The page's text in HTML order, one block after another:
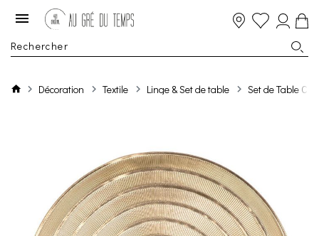
Décoration Textile Linge & Set de table Set de Table